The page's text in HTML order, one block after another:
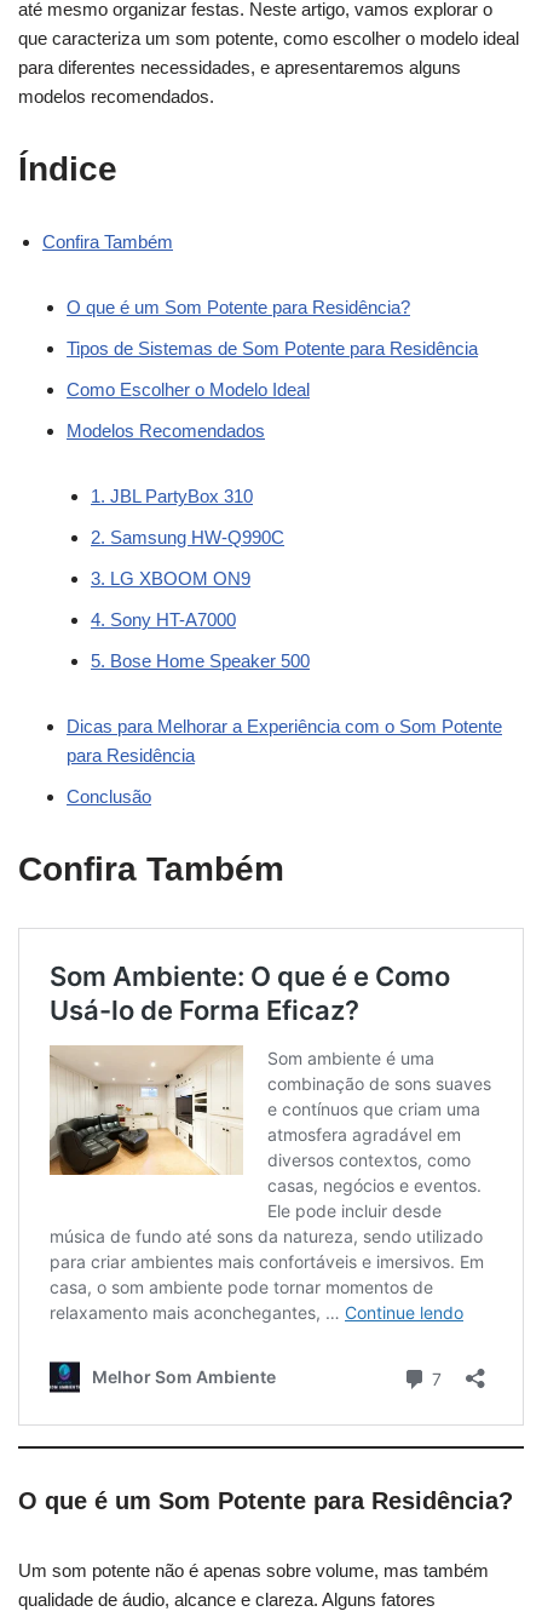
até mesmo organizar festas. Neste artigo, vamos explorar o
que caracteriza um som potente, como escolher o modelo ideal
para diferentes necessidades, e apresentaremos alguns
modelos recomendados.
Índice
Confira Também
O que é um Som Potente para Residência?
Tipos de Sistemas de Som Potente para Residência
Como Escolher o Modelo Ideal
Modelos Recomendados
1. JBL PartyBox 310
2. Samsung HW-Q990C
3. LG XBOOM ON9
4. Sony HT-A7000
5. Bose Home Speaker 500
Dicas para Melhorar a Experiência com o Som Potente
para Residência
Conclusão
Confira Também
O que é um Som Potente para Residência?
Um som potente não é apenas sobre volume, mas também
qualidade de áudio, alcance e clareza. Alguns fatores